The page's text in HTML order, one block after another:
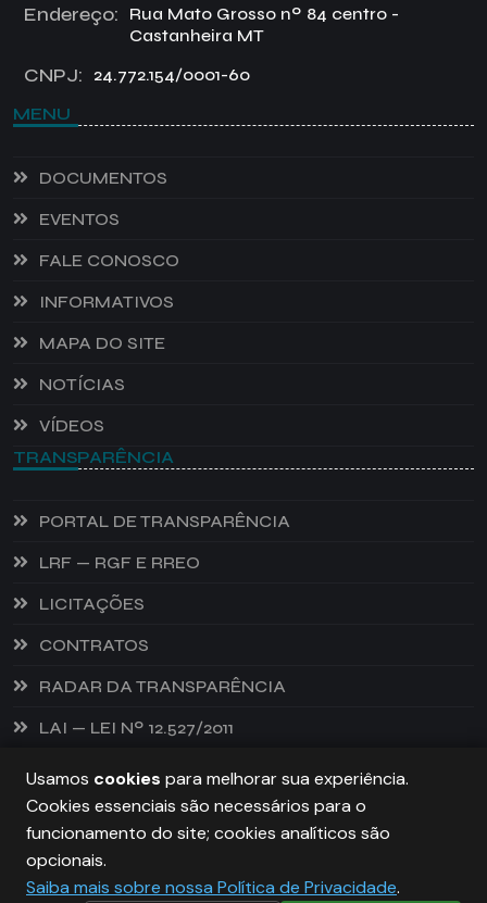
Endereço:
Rua Mato Grosso nº 84 centro -
Castanheira MT
CNPJ: 24.772.154/0001-60
MENU
DOCUMENTOS
EVENTOS
FALE CONOSCO
INFORMATIVOS
MAPA DO SITE
NOTÍCIAS
VÍDEOS
TRANSPARÊNCIA
PORTAL DE TRANSPARÊNCIA
LRF — RGF E RREO
LICITAÇÕES
CONTRATOS
RADAR DA TRANSPARÊNCIA
LAI — LEI Nº 12.527/2011
PREFEITURA DE CASTANHEIRA, TODOS OS DIREITOS
Usamos cookies para melhorar sua experiência.
Cookies essenciais são necessários para o
funcionamento do site; cookies analíticos são
opcionais.
Saiba mais sobre nossa Política de Privacidade.